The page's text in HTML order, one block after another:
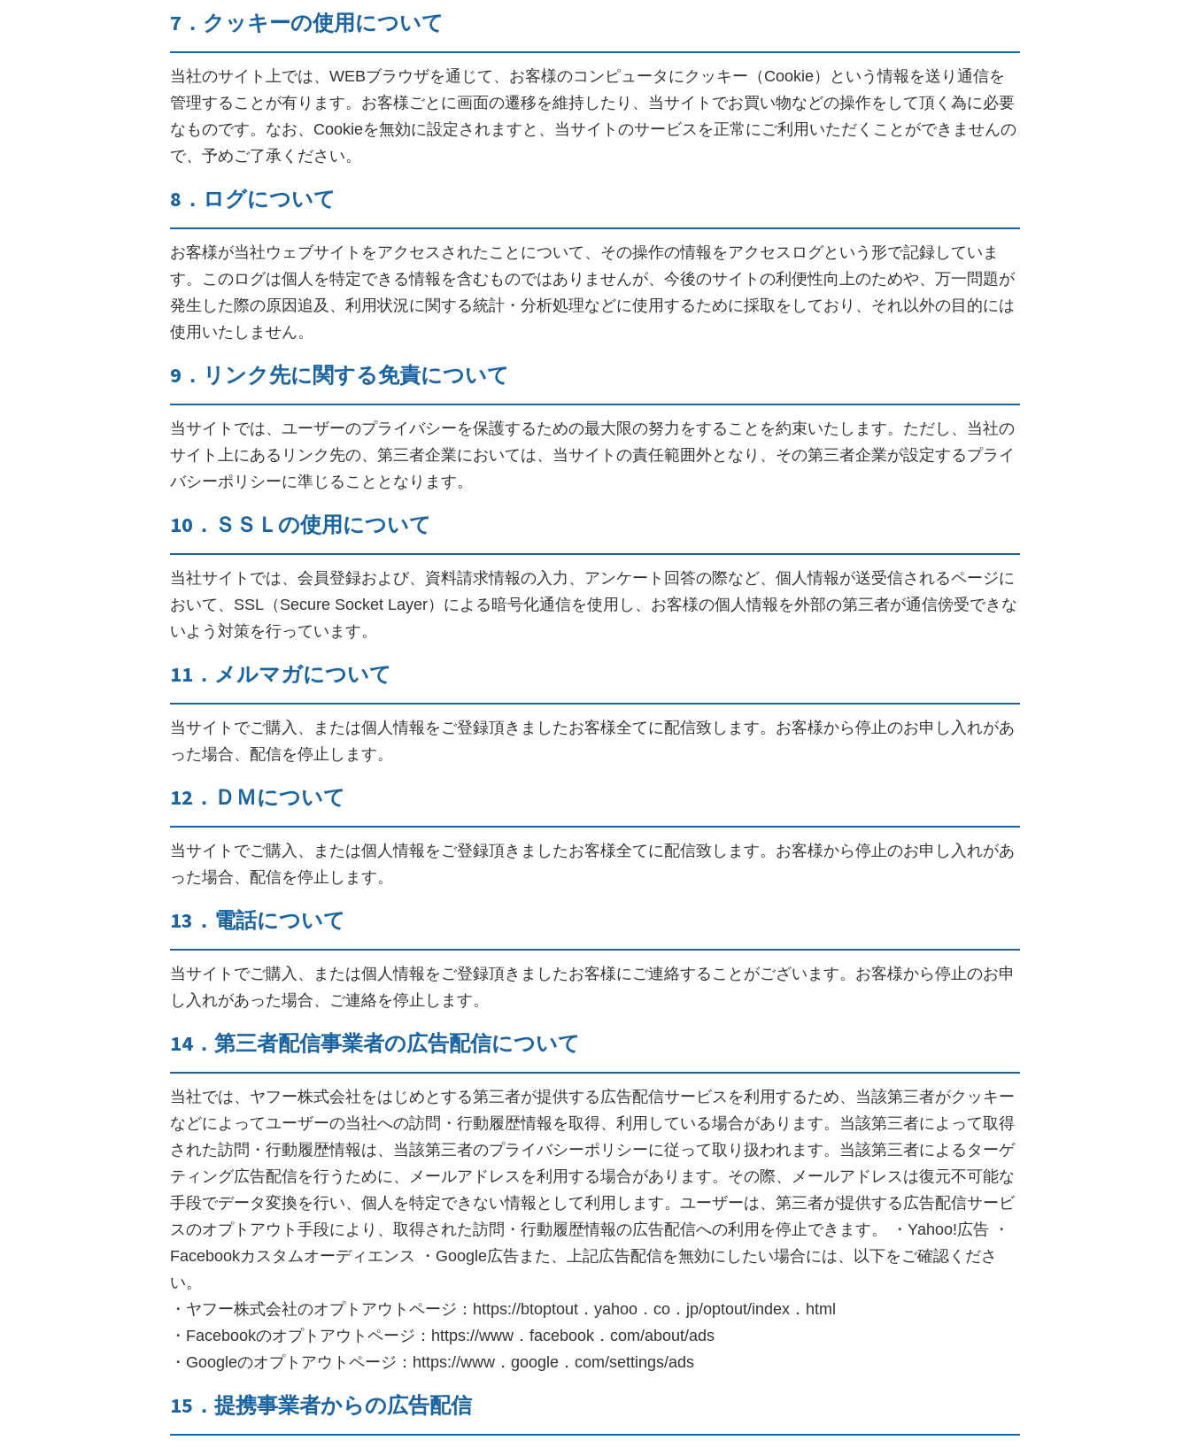
7．クッキーの使用について
当社のサイト上では、WEBブラウザを通じて、お客様のコンピュータにクッキー（Cookie）という情報を送り通信を
管理することが有ります。お客様ごとに画面の遷移を維持したり、当サイトでお買い物などの操作をして頂く為に必要
なものです。なお、Cookieを無効に設定されますと、当サイトのサービスを正常にご利用いただくことができませんの
で、予めご了承ください。
8．ログについて
お客様が当社ウェブサイトをアクセスされたことについて、その操作の情報をアクセスログという形で記録していま
す。このログは個人を特定できる情報を含むものではありませんが、今後のサイトの利便性向上のためや、万一問題が
発生した際の原因追及、利用状況に関する統計・分析処理などに使用するために採取をしており、それ以外の目的には
使用いたしません。
9．リンク先に関する免責について
当サイトでは、ユーザーのプライバシーを保護するための最大限の努力をすることを約束いたします。ただし、当社の
サイト上にあるリンク先の、第三者企業においては、当サイトの責任範囲外となり、その第三者企業が設定するプライ
バシーポリシーに準じることとなります。
10．ＳＳＬの使用について
当社サイトでは、会員登録および、資料請求情報の入力、アンケート回答の際など、個人情報が送受信されるページに
おいて、SSL（Secure Socket Layer）による暗号化通信を使用し、お客様の個人情報を外部の第三者が通信傍受できな
いよう対策を行っています。
11．メルマガについて
当サイトでご購入、または個人情報をご登録頂きましたお客様全てに配信致します。お客様から停止のお申し入れがあ
った場合、配信を停止します。
12．ＤＭについて
当サイトでご購入、または個人情報をご登録頂きましたお客様全てに配信致します。お客様から停止のお申し入れがあ
った場合、配信を停止します。
13．電話について
当サイトでご購入、または個人情報をご登録頂きましたお客様にご連絡することがございます。お客様から停止のお申
し入れがあった場合、ご連絡を停止します。
14．第三者配信事業者の広告配信について
当社では、ヤフー株式会社をはじめとする第三者が提供する広告配信サービスを利用するため、当該第三者がクッキー
などによってユーザーの当社への訪問・行動履歴情報を取得、利用している場合があります。当該第三者によって取得
された訪問・行動履歴情報は、当該第三者のプライバシーポリシーに従って取り扱われます。当該第三者によるターゲ
ティング広告配信を行うために、メールアドレスを利用する場合があります。その際、メールアドレスは復元不可能な
手段でデータ変換を行い、個人を特定できない情報として利用します。ユーザーは、第三者が提供する広告配信サービ
スのオプトアウト手段により、取得された訪問・行動履歴情報の広告配信への利用を停止できます。 ・Yahoo!広告 ・
Facebookカスタムオーディエンス ・Google広告また、上記広告配信を無効にしたい場合には、以下をご確認くださ
い。
・ヤフー株式会社のオプトアウトページ：https://btoptout．yahoo．co．jp/optout/index．html
・Facebookのオプトアウトページ：https://www．facebook．com/about/ads
・Googleのオプトアウトページ：https://www．google．com/settings/ads
15．提携事業者からの広告配信